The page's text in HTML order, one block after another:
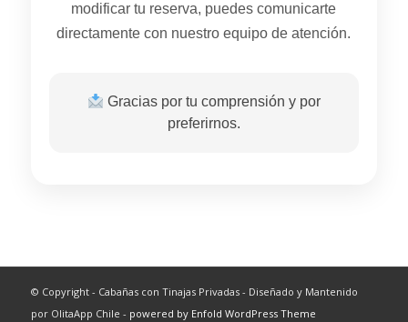
modificar tu reserva, puedes comunicarte
directamente con nuestro equipo de atención.
Gracias por tu comprensión y por
preferirnos.
© Copyright - Cabañas con Tinajas Privadas - Diseñado y Mantenido
por OlitaApp Chile - powered by Enfold WordPress Theme